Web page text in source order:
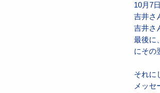
10月7
吉井さ
吉井さ
最後に
にその
それに
メッセ